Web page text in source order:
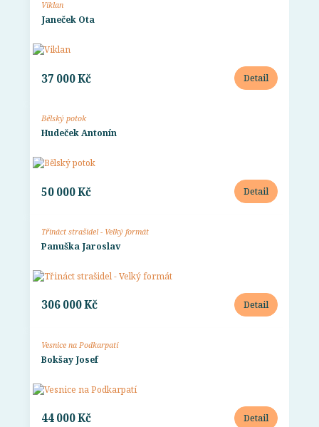
Viklan
Janeček Ota
37 000 Kč Detail
Bělský potok
Hudeček Antonín
50 000 Kč Detail
Třináct strašidel - Velký formát
Panuška Jaroslav
306 000 Kč Detail
Vesnice na Podkarpatí
Bokšay Josef
44 000 Kč Detail